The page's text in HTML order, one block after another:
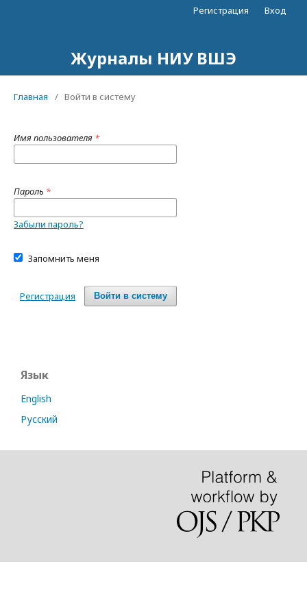
Журналы НИУ ВШЭ
Регистрация Вход
Главная / Войти в систему
Имя пользователя *
Пароль *
Забыли пароль?
Запомнить меня
Войти в систему
Регистрация
Язык
English
Русский